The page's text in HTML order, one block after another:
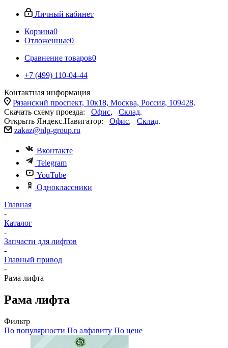
Личный кабинет
Корзина0
Отложенные0
Сравнение товаров0
+7 (499) 110-04-44
Контактная информация
Рязанский проспект, 10к18, Москва, Россия, 109428.
Скачать схему проезда: Офис, Склад.
Открыть Яндекс.Навигатор: Офис, Склад.
zakaz@nlp-group.ru
Вконтакте
Telegram
YouTube
Одноклассники
Главная
-
Каталог
-
Запчасти для лифтов
-
Главный привод
-
Рама лифта
Рама лифта
Фильтр
По популярности По алфавиту По цене